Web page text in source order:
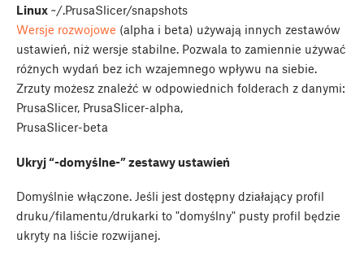
Linux ~/.PrusaSlicer/snapshots
Wersje rozwojowe (alpha i beta) używają innych zestawów
ustawień, niż wersje stabilne. Pozwala to zamiennie używać
różnych wydań bez ich wzajemnego wpływu na siebie.
Zrzuty możesz znaleźć w odpowiednich folderach z danymi:
PrusaSlicer, PrusaSlicer-alpha,
PrusaSlicer-beta
Ukryj “-domyślne-” zestawy ustawień
Domyślnie włączone. Jeśli jest dostępny działający profil
druku/filamentu/drukarki to "domyślny" pusty profil będzie
ukryty na liście rozwijanej.